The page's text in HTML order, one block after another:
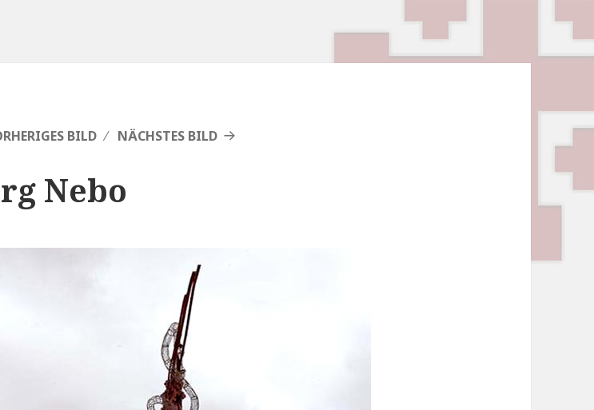
BILD NÄCHSTES BILD
Nebo